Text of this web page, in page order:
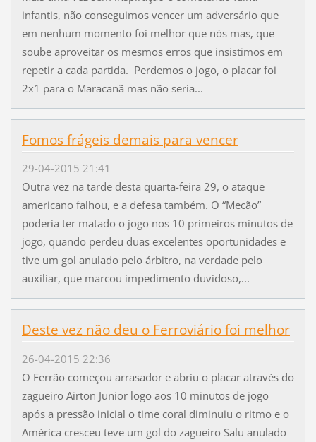
infantis, não conseguimos vencer um adversário que
em nenhum momento foi melhor que nós mas, que
soube aproveitar os mesmos erros que insistimos em
repetir a cada partida. Perdemos o jogo, o placar foi
2x1 para o Maracanã mas não seria...
Fomos frágeis demais para vencer
29-04-2015 21:41
Outra vez na tarde desta quarta-feira 29, o ataque
americano falhou, e a defesa também. O “Mecão”
poderia ter matado o jogo nos 10 primeiros minutos de
jogo, quando perdeu duas excelentes oportunidades e
tive um gol anulado pelo árbitro, na verdade pelo
auxiliar, que marcou impedimento duvidoso,...
Deste vez não deu o Ferroviário foi melhor
26-04-2015 22:36
O Ferrão começou arrasador e abriu o placar através do
zagueiro Airton Junior logo aos 10 minutos de jogo
após a pressão inicial o time coral diminuiu o ritmo e o
América cresceu teve um gol do zagueiro Salu anulado